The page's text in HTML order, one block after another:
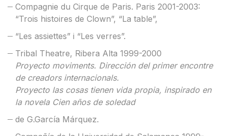
Compagnie du Cirque de Paris. Paris 2001-2003:
“Trois histoires de Clown”, “La table”,
“Les assiettes” i “Les verres”.
Tribal Theatre, Ribera Alta 1999-2000
Proyecto moviments. Dirección del primer encontre
de creadors internacionals.
Proyecto las cosas tienen vida propia, inspirado en
la novela Cien años de soledad
de G.García Márquez.